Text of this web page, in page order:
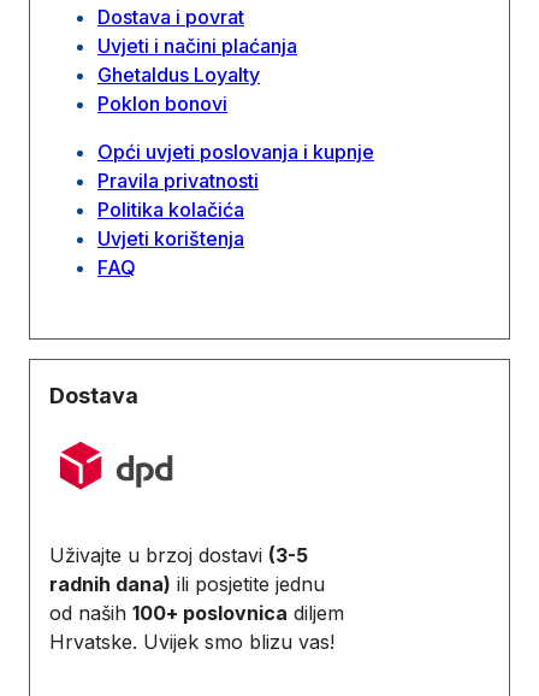
Dostava i povrat
Uvjeti i načini plaćanja
Ghetaldus Loyalty
Poklon bonovi
Opći uvjeti poslovanja i kupnje
Pravila privatnosti
Politika kolačića
Uvjeti korištenja
FAQ
Dostava
Uživajte u brzoj dostavi (3-5
radnih dana) ili posjetite jednu
od naših 100+ poslovnica diljem
Hrvatske. Uvijek smo blizu vas!